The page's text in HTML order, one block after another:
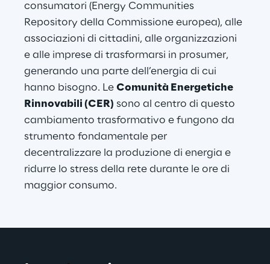
consumatori (Energy Communities
Repository della Commissione europea), alle
associazioni di cittadini, alle organizzazioni
e alle imprese di trasformarsi in prosumer,
generando una parte dell’energia di cui
hanno bisogno. Le Comunità Energetiche
Rinnovabili (CER) sono al centro di questo
cambiamento trasformativo e fungono da
strumento fondamentale per
decentralizzare la produzione di energia e
ridurre lo stress della rete durante le ore di
maggior consumo.